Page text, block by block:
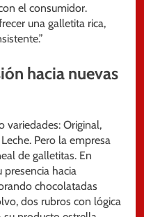
el consumidor.
una galletita rica,
hacia nuevas
variedades: Original,
Pero la empresa
de galletitas. En
hacia
chocolatadas
dos rubros con lógica